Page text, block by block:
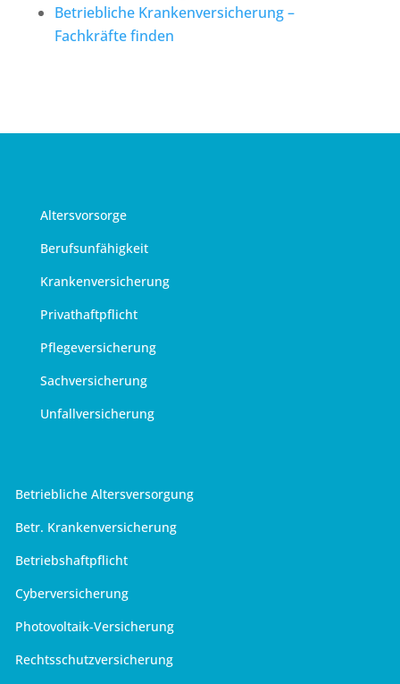
Betriebliche Krankenversicherung –
Fachkräfte finden
Altersvorsorge
Berufsunfähigkeit
Krankenversicherung
Privathaftpflicht
Pflegeversicherung
Sachversicherung
Unfallversicherung
Betriebliche Altersversorgung
Betr. Krankenversicherung
Betriebshaftpflicht
Cyberversicherung
Photovoltaik-Versicherung
Rechtsschutzversicherung